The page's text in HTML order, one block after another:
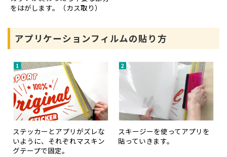
をはがします。（カス取り）
アプリケーションフィルムの貼り方
ステッカーとアプリがズレな
いように、それぞれマスキン
グテープで固定。
スキージーを使ってアプリを
貼っていきます。